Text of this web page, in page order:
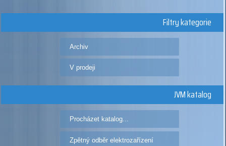
Filtry kategorie
Archiv
V prodeji
JVM katalog
Procházet katalog...
Zpětný odběr elektrozařízení